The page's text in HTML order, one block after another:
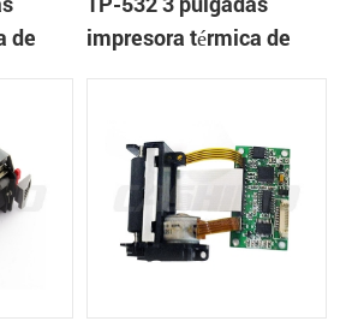
de
impresora térmica de